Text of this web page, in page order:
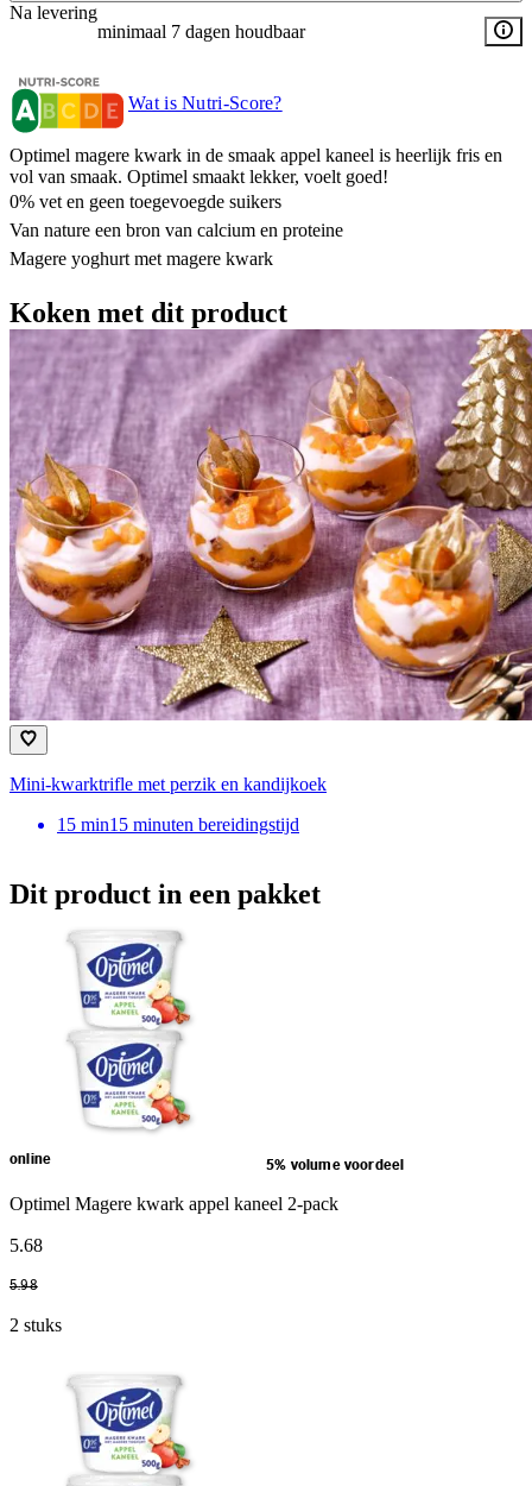
Na levering
minimaal 7 dagen houdbaar
Wat is Nutri-Score?
Optimel magere kwark in de smaak appel kaneel is heerlijk fris en
vol van smaak. Optimel smaakt lekker, voelt goed!
0% vet en geen toegevoegde suikers
Van nature een bron van calcium en proteine
Magere yoghurt met magere kwark
Koken met dit product
Mini-kwarktrifle met perzik en kandijkoek
15 min15 minuten bereidingstijd
Dit product in een pakket
online 5% volume voordeel
Optimel Magere kwark appel kaneel 2-pack
5.68
5.98
2 stuks